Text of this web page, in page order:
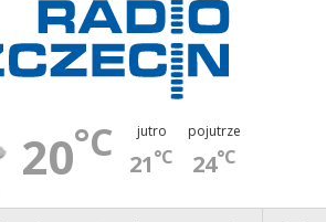
20°C jutro
21°C
pojutrze
24°C